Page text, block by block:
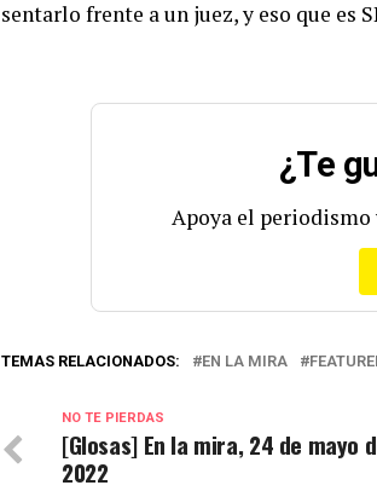
sentarlo frente a un juez, y eso que es
¿Te
Apoya el periodismo
TEMAS RELACIONADOS: EN LA MIRA
NO TE PIERDAS
[Glosas] En la mira, 24 de mayo
2022